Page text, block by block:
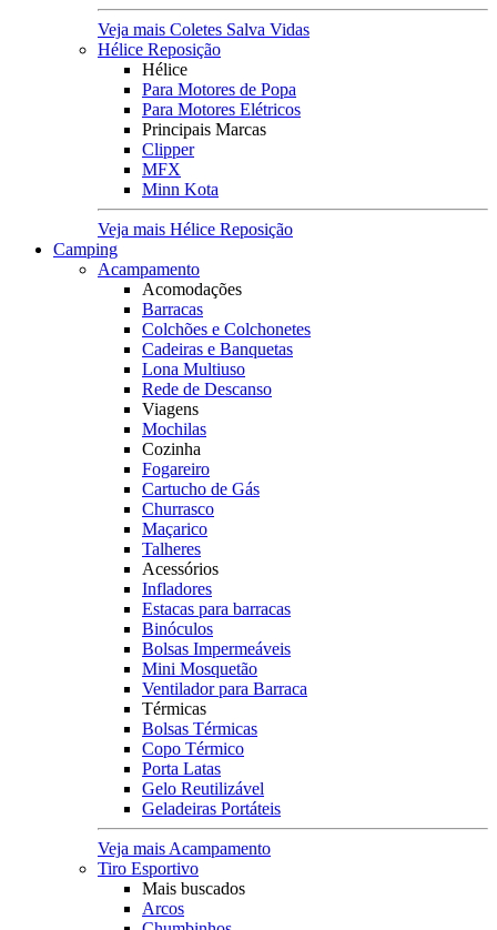
Veja mais Coletes Salva Vidas
Hélice Reposição
Hélice
Para Motores de Popa
Para Motores Elétricos
Principais Marcas
Clipper
MFX
Minn Kota
Veja mais Hélice Reposição
Camping
Acampamento
Acomodações
Barracas
Colchões e Colchonetes
Cadeiras e Banquetas
Lona Multiuso
Rede de Descanso
Viagens
Mochilas
Cozinha
Fogareiro
Cartucho de Gás
Churrasco
Maçarico
Talheres
Acessórios
Infladores
Estacas para barracas
Binóculos
Bolsas Impermeáveis
Mini Mosquetão
Ventilador para Barraca
Térmicas
Bolsas Térmicas
Copo Térmico
Porta Latas
Gelo Reutilizável
Geladeiras Portáteis
Veja mais Acampamento
Tiro Esportivo
Mais buscados
Arcos